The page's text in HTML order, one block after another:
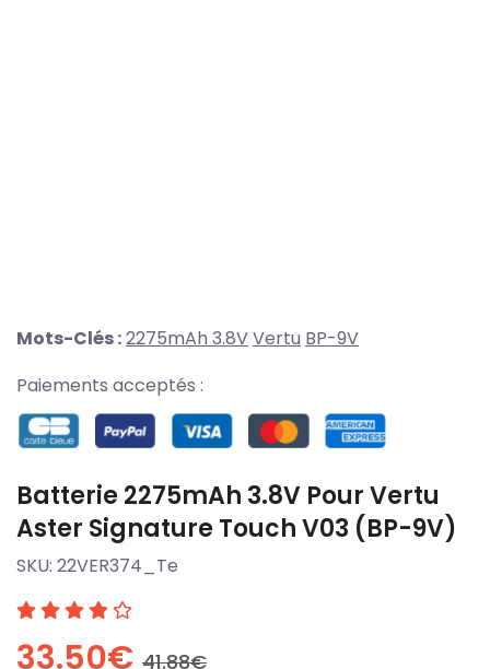
Mots-Clés :2275mAh 3.8VVertu BP-9V
Paiements acceptés :
Batterie 2275mAh 3.8V Pour Vertu
Aster Signature Touch V03 (BP-9V)
SKU: 22VER374_Te
33.50€ 41.88€